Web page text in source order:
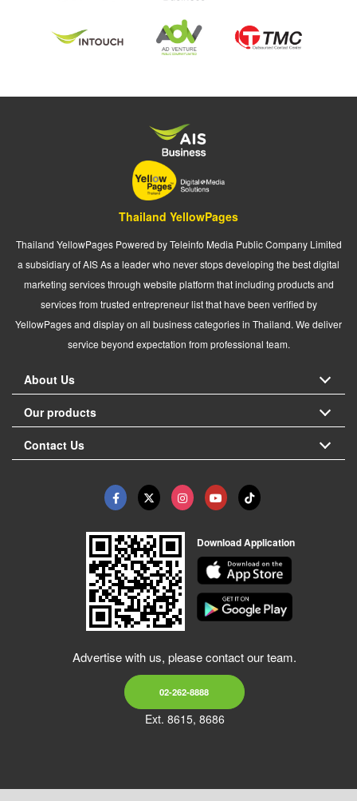
Thailand YellowPages
Thailand YellowPages Powered by Teleinfo Media Public Company Limited
a subsidiary of AIS As a leader who never stops developing the best digital
marketing services through website platform that including products and
services from trusted entrepreneur list that have been verified by
YellowPages and display on all business categories in Thailand. We deliver
service beyond expectation from professional team.
About Us
Our products
Contact Us
Download Application
Advertise with us, please contact our team.
02-262-8888
Ext. 8615, 8686